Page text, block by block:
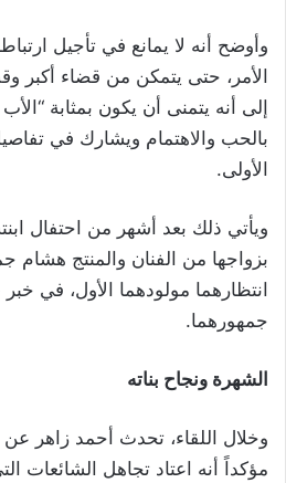
وأوضح أنه لا يمانع في تأجيل
الأمر، حتى يتمكن من قضاء أكبر
إلى أنه يتمنى أن يكون بمثابة “الأب
بالحب والاهتمام ويشارك في
الأولى.
ويأتي ذلك بعد أشهر من احتفال
بزواجها من الفنان والمنتج هشام
انتظارهما مولودهما الأول، في
جمهورهما.
الشهرة ونجاح بناته
وخلال اللقاء، تحدث أحمد زاهر عن
مؤكداً أنه اعتاد تجاهل الشائعات